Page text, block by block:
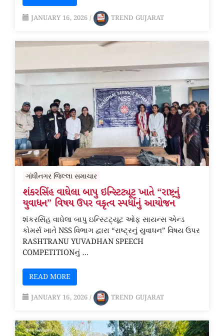
JANUARY 16, 2026 / TREND GUJARAT
ગાંધીનગર જિલ્લા સમાચાર
શંકરસિંહ વાઘેલા બાપુ ઇન્સ્ટિટ્યૂટ ખાતે “રાષ્ટ્રનું
યુવાધન” વિષય ઉપર વકૃત્વ સ્પર્ધાનું આયોજન
શંકરસિંહ વાઘેલા બાપુ ઇન્સ્ટિટ્યૂટ ઓફ સાયન્સ એન્ડ
કોમર્સ ખાતે NSS વિભાગ દ્વારા “રાષ્ટ્રનું યુવાધન” વિષય ઉપર
RASHTRANU YUVADHAN SPEECH
COMPETITIONનું …
READ MORE
JANUARY 16, 2026 / TREND GUJARAT